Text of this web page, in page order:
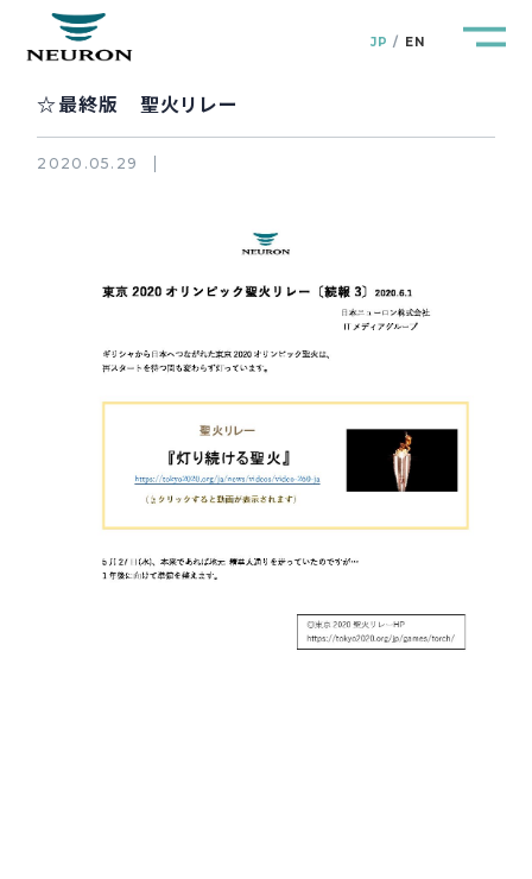
JP EN
Pipeline Resilience Lab.
企業情報 Company
製品＆サービス Products&Service
採用情報 Recruit
☆最終版 聖火リレー
2020.05.29